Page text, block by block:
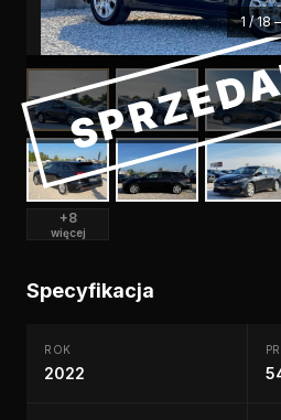
1 /18
+8
więcej
Specyfikacja
ROK
2022